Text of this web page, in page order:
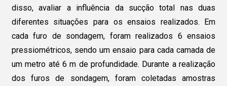
disso, avaliar a influência da sucção total nas duas
diferentes situações para os ensaios realizados. Em
cada furo de sondagem, foram realizados 6 ensaios
pressiométricos, sendo um ensaio para cada camada de
um metro até 6 m de profundidade. Durante a realização
dos furos de sondagem, foram coletadas amostras